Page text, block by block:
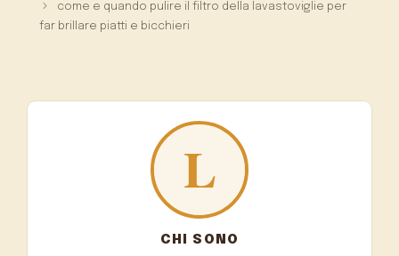
come e quando pulire il filtro della lavastoviglie per
far brillare piatti e bicchieri
CHI SONO